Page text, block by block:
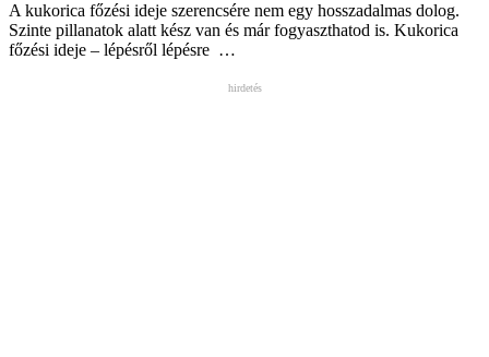
A kukorica főzési ideje szerencsére nem egy hosszadalmas dolog.
Szinte pillanatok alatt kész van és már fogyaszthatod is. Kukorica
főzési ideje – lépésről lépésre …
hirdetés